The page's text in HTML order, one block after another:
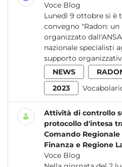
Voce Blog
Lunedì 9 ottobre si è
convegno "Radon:
organizzato
nazionale specialisti
supporto
NEWS
2023
Attività di controllo
protocollo d'intesa
Comando
Finanza e Regione
Voce Blog